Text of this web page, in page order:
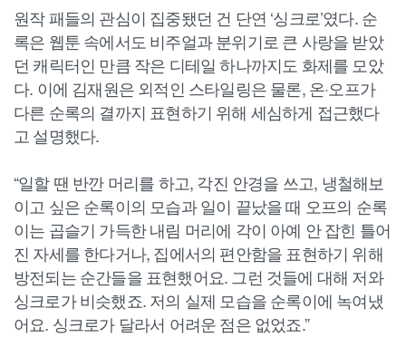
원작 패들의 관심이 집중됐던 건 단연 ‘싱크로’였다. 순
록은 웹툰 속에서도 비주얼과 분위기로 큰 사랑을 받았
던 캐릭터인 만큼 작은 디테일 하나까지도 화제를 모았
다. 이에 김재원은 외적인 스타일링은 물론, 온·오프가
다른 순록의 결까지 표현하기 위해 세심하게 접근했다
고 설명했다.
“일할 땐 반깐 머리를 하고, 각진 안경을 쓰고, 냉철해보
이고 싶은 순록이의 모습과 일이 끝났을 때 오프의 순록
이는 곱슬기 가득한 내림 머리에 각이 아예 안 잡힌 틀어
진 자세를 한다거나, 집에서의 편안함을 표현하기 위해
방전되는 순간들을 표현했어요. 그런 것들에 대해 저와
싱크로가 비슷했죠. 저의 실제 모습을 순록이에 녹여냈
어요. 싱크로가 달라서 어려운 점은 없었죠.”